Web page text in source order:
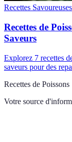
Recettes Savoureuses
Recettes de
Saveurs
Explorez 7 recettes
saveurs pour des
Recettes de Poissons
Votre source